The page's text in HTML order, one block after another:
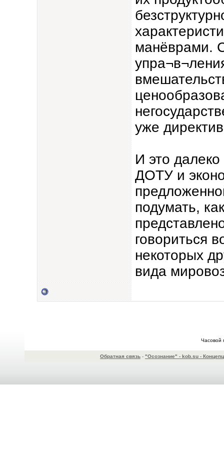
манёврами.
уже
И это
ДОТУ и
подумать,
говориться
некоторых
вида
Часовой
Обратная связь - "Осознание" - kob.su -